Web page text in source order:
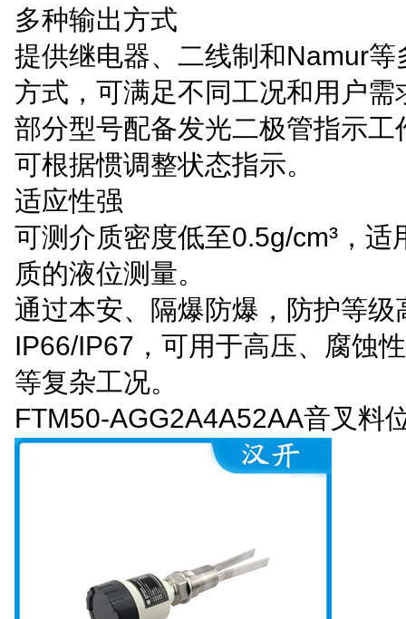
多种输出方式
提供继电器、二线制和Namur等
方式，可满足不同工况和用户需
部分型号配备发光二极管指示工
可根据惯调整状态指示。
适应性强
可测介质密度低至0.5g/cm³，适
质的液位测量。
通过本安、隔爆防爆，防护等级
IP66/IP67，可用于高压、腐蚀
等复杂工况。
FTM50-AGG2A4A52AA音叉料